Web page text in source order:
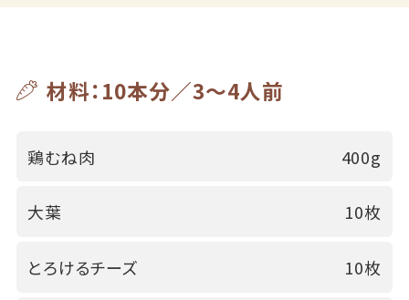
材料：10本分／3～4人前
鶏むね肉 400g
大葉 10枚
とろけるチーズ 10枚